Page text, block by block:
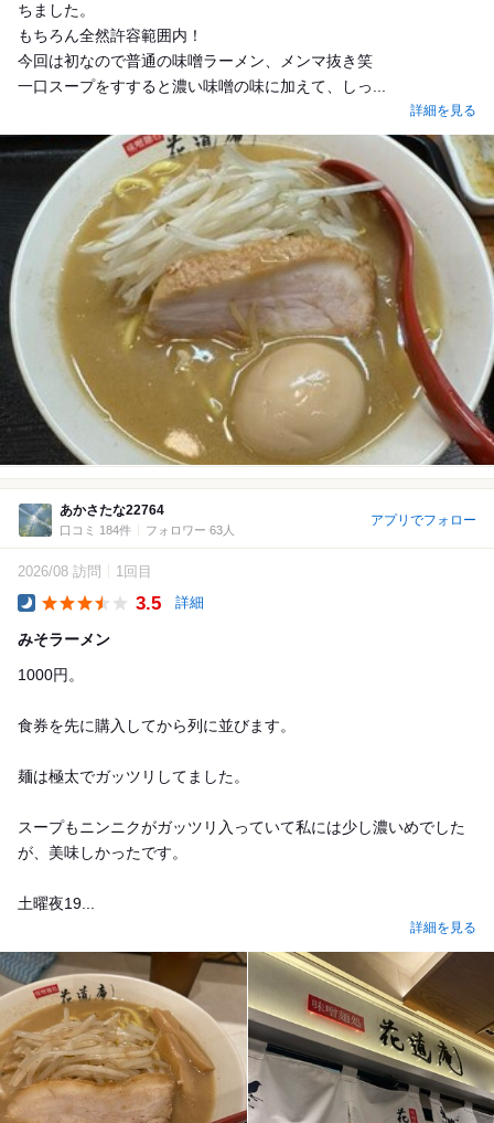
ちました。
もちろん全然許容範囲内！
今回は初なので普通の味噌ラーメン、メンマ抜き笑
一口スープをすすると濃い味噌の味に加えて、しっ...
詳細を見る
あかさたな22764
口コミ 184件 フォロワー 63人
アプリでフォロー
2026/08 訪問 1回目
3.5 詳細
みそラーメン
1000円。
食券を先に購入してから列に並びます。
麺は極太でガッツリしてました。
スープもニンニクがガッツリ入っていて私には少し濃いめでした
が、美味しかったです。
土曜夜19...
詳細を見る